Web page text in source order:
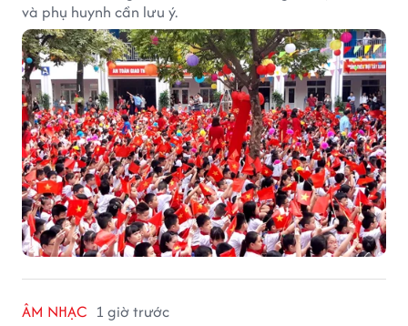
và phụ huynh cần lưu ý.
ÂM NHẠC 1 giờ trước